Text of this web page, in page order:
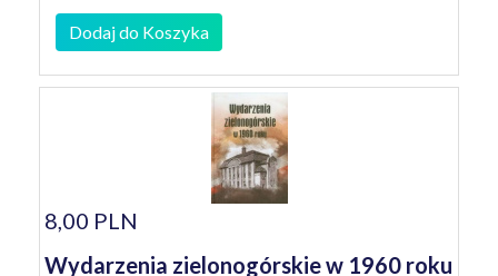
Dodaj do Koszyka
8,00 PLN
Wydarzenia zielonogórskie w 1960 roku